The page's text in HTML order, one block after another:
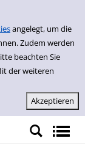
angelegt, um die
Zudem werden
beachten Sie
der weiteren